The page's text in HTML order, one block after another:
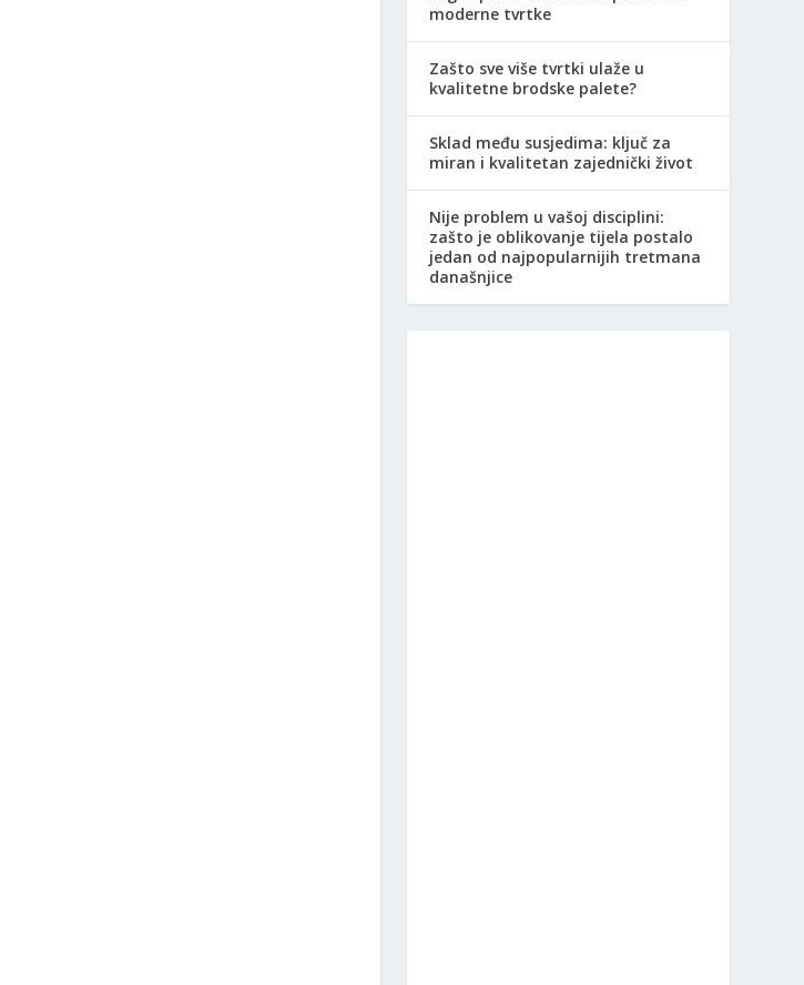
moderne tvrtke
Zašto sve više tvrtki ulaže u
kvalitetne brodske palete?
Sklad među susjedima: ključ za
miran i kvalitetan zajednički život
Nije problem u vašoj disciplini:
zašto je oblikovanje tijela postalo
jedan od najpopularnijih tretmana
današnjice